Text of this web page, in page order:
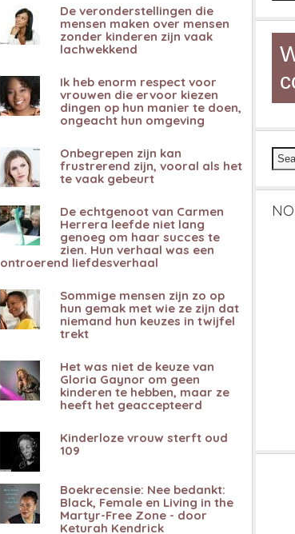
De veronderstellingen die
mensen maken over mensen
zonder kinderen zijn vaak
lachwekkend
Ik heb enorm respect voor
vrouwen die ervoor kiezen
dingen op hun manier te doen,
ongeacht hun omgeving
Onbegrepen zijn kan
frustrerend zijn, vooral als het
te vaak gebeurt
De echtgenoot van Carmen
Herrera leefde niet lang
genoeg om haar succes te
zien. Hun verhaal was een
ontroerend liefdesverhaal
Sommige mensen zijn zo op
hun gemak met wie ze zijn dat
niemand hun keuzes in twijfel
trekt
Het was niet de keuze van
Gloria Gaynor om geen
kinderen te hebben, maar ze
heeft het geaccepteerd
Kinderloze vrouw sterft oud
109
Boekrecensie: Nee bedankt:
Black, Female en Living in the
Martyr-Free Zone - door
Keturah Kendrick